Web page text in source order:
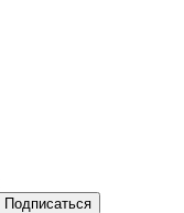
Подписаться